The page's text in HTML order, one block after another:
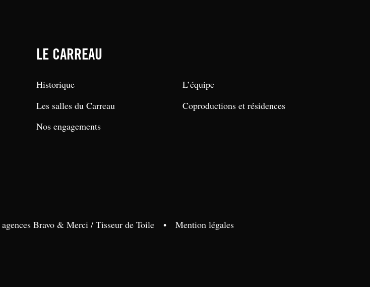
LE CARREAU
Historique
L’équipe
Les salles du Carreau
Coproductions et résidences
Nos engagements
Bravo & Merci / Tisseur de Toile • Mention légales